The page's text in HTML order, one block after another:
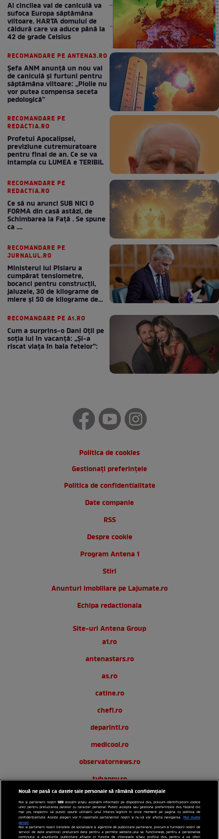
Al cincilea val de caniculă va
sufoca Europa săptămâna
viitoare. HARTA domului de
căldură care va aduce până la
42 de grade Celsius
RECOMANDARE PE ANTENA3.RO
Șefa ANM anunță un nou val
de caniculă și furtuni pentru
săptămâna viitoare: „Ploile nu
vor putea compensa seceta
pedologică”
RECOMANDARE PE
REDACTIA.RO
Profetul Apocalipsei,
previziune cutremuratoare
pentru final de an. Ce se va
intampla cu LUMEA e TERIBIL
RECOMANDARE PE
REDACTIA.RO
Ce să nu arunci SUB NICI O
FORMA din casă astăzi, de
Schimbarea la Față . Se spune
ca ....
RECOMANDARE PE
JURNALUL.RO
Ministerul lui Pîslaru a
cumpărat tensiometre,
bocanci pentru construcții,
jaluzele, 30 de kilograme de
miere și 50 de kilograme de
RECOMANDARE PE A1.RO
Cum a surprins-o Dani Oțil pe
soția lui în vacanță: „Și-a
riscat viața în baia fetelor”:
Politica de cookies
Gestionați preferințele
Politica de confidentialitate
Date companie
RSS
Despre cookie
Program Antena 1
Stiri
Anunturi imobiliare pe Lajumate.ro
Echipa redactionala
Site-uri Antena Group
a1.ro
antenastars.ro
as.ro
catine.ro
chefi.ro
deparinti.ro
medicool.ro
observatornews.ro
tvhappy.ro
useit.ro
zutv.ro
Trends AntenaPLAY
Nouă ne pasă ca datele tale personale să rămână confidențiale
Noi și partenerii noștri589 stocăm și/sau accesăm informații pe dispozitivul dvs., precum identificatorii cookie
unici pentru prelucrarea datelor cu caracter personal. Puteți accepta sau gestiona preferințele dvs. făcând clic
mai jos, respectiv vă puteți opune utilizării unui interes legitim în orice moment pe pagina cu politica de
confidențialitate. Aceste alegeri vor fi raportate partenerilor noștri și nu vă vor afecta navigarea. Mai multe
detalii
Noi si partenerii nostri (retelele de socializare si agentiile de publicitate partenere, precum si furnizorii nostri de
servicii de date analitice) prelucram date pentru a permite website-ului sa functioneze, pentru a personaliza
continutul si anunturile publicitare afisate in functie de interesele si/sau profilul dvs., pentru a va oferi